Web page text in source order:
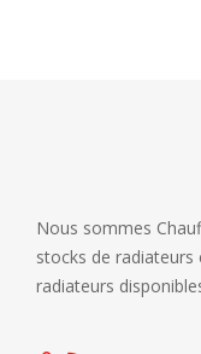
Nous sommes
stocks de radiateurs
radiateurs